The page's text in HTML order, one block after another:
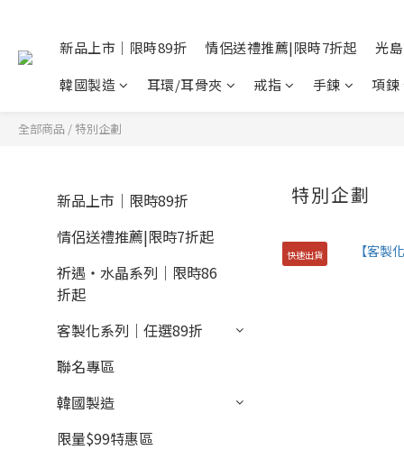
新品上市｜限時89折 情侶送禮推薦|限時7折起
光
韓國製造
耳環/耳骨夾 戒指 手鍊 項鍊
全部商品 /特別企劃
新品上市｜限時89折
情侶送禮推薦|限時7折起
祈遇・水晶系列｜限時86
折起
客製化系列｜任選89折
聯名專區
韓國製造
限量$99特惠區
特別企劃
快速出貨